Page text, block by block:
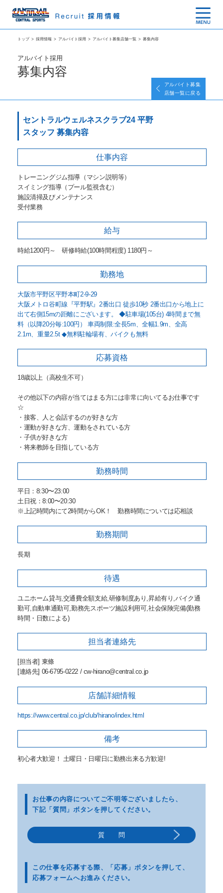
トップ > 採用情報 > アルバイト採用 > アルバイト募集店舗一覧 > 募集内容
アルバイト採用
募集内容
アルバイト募集
店舗一覧に戻る
セントラルウェルネスクラブ24 平野
スタッフ 募集内容
仕事内容
トレーニングジム指導（マシン説明等）
スイミング指導（プール監視含む）
施設清掃及びメンテナンス
受付業務
給与
時給1200円～ 研修時給(100時間程度) 1180円～
勤務地
大阪市平野区平野本町2-9-29
大阪メトロ谷町線『平野駅』2番出口 徒歩10秒 2番出口から地上に
出て右側15mの距離にございます。 ◆駐車場(105台) 4時間まで無
料（以降20分毎:100円） 車両制限:全長5m、全幅1.9m、全高
2.1m、重量2.5t ◆無料駐輪場有、バイクも無料
応募資格
18歳以上（高校生不可）
その他以下の内容が当てはまる方には非常に向いてるお仕事です
☆
・接客、人と会話するのが好きな方
・運動が好きな方、運動をされている方
・子供が好きな方
・将来教師を目指している方
勤務時間
平日：8:30〜23:00
土日祝：8:00〜20:30
※上記時間内にて2時間からOK！ 勤務時間については応相談
勤務期間
長期
待遇
ユニホーム貸与,交通費全額支給,研修制度あり,昇給有り,バイク通
勤可,自動車通勤可,勤務先スポーツ施設利用可,社会保険完備(勤務
時間・日数による)
担当者連絡先
[担当者] 東條
[連絡先] 06-6795-0222 / cw-hirano@central.co.jp
店舗詳細情報
https://www.central.co.jp/club/hirano/index.html
備考
初心者大歓迎！ 土曜日・日曜日に勤務出来る方歓迎!
お仕事の内容についてご不明等ございましたら、
下記「質問」ボタンを押してください。
この仕事を応募する際、
「応募」ボタンを押して、
応募フォームへお進みください。
質 問